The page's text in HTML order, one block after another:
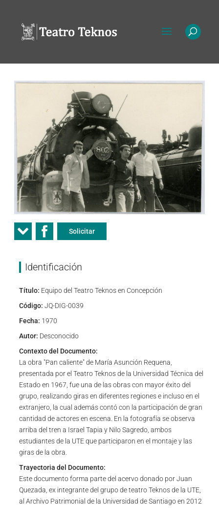
Solicitar
Identificación
Título: Equipo del Teatro Teknos en Concepción
Código: JQ-DIG-0039
Fecha: 1970
Autor: Desconocido
Contexto del Documento:
La obra "Pan caliente" de María Asunción Requena,
presentada por el Teatro Teknos de la Universidad Técnica del
Estado en 1967, fue una de las obras con mayor éxito del
grupo, realizando giras en diferentes regiones e incluso en el
extranjero, la cual además contó con la participación de gran
cantidad de actores en escena. En la fotografía se observa
arriba del tren a Israel Tapia y Nilo Sagredo, ambos
estudiantes de la UTE que participaron en el montaje y las
giras de la obra.
Trayectoria del Documento:
Este documento forma parte del acervo donado por Juan
Quezada, ex integrante del grupo de teatro Teknos de la UTE,
al Archivo Patrimonial de la Universidad de Santiago en 2012